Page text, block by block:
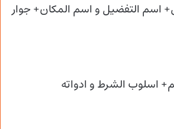
اسم التفضیل و اسم المکان+ جوار
اسلوب الشرط و ادواته